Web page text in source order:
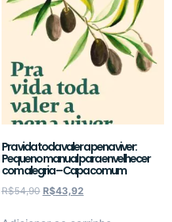
Pra vida toda valer a pena viver:
Pequeno manual para envelhecer
com alegria – Capa comum
R$54,90 R$43,92